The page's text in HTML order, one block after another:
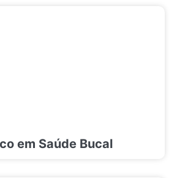
em Saúde Bucal